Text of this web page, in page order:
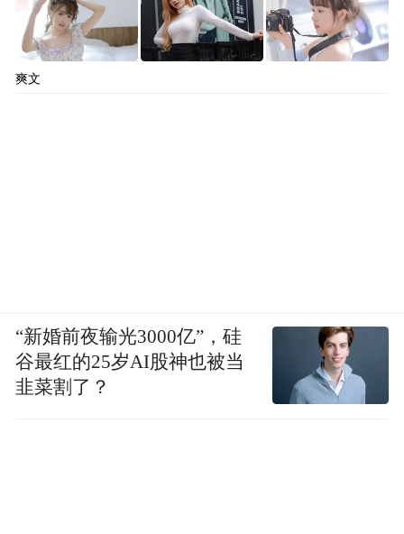
爽文
“新婚前夜输光3000亿”，硅
谷最红的25岁AI股神也被当
韭菜割了？